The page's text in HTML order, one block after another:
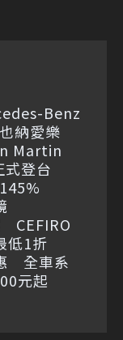
Benz
納愛樂
Martin
登台
CEFIRO
低1折
全車系
元起